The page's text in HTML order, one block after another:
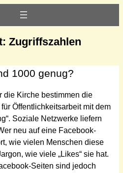
Zugriffszahlen
1000 genug?
die Kirche bestimmen die
Öffentlichkeitsarbeit mit dem
Soziale Netzwerke liefern
neu auf eine Facebook-
wie vielen Menschen diese
wie viele „Likes“ sie hat.
Seiten sind jedoch